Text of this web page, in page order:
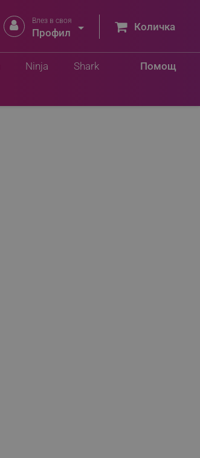
 Влез в своя
Профил  Количка
Помощ
Ninja Shark